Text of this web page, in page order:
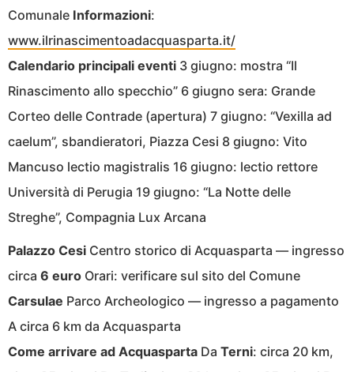
Comunale Informazioni:
www.ilrinascimentoadacquasparta.it/
Calendario principali eventi 3 giugno: mostra “Il
Rinascimento allo specchio” 6 giugno sera: Grande
Corteo delle Contrade (apertura) 7 giugno: “Vexilla ad
caelum”, sbandieratori, Piazza Cesi 8 giugno: Vito
Mancuso lectio magistralis 16 giugno: lectio rettore
Università di Perugia 19 giugno: “La Notte delle
Streghe”, Compagnia Lux Arcana
Palazzo Cesi Centro storico di Acquasparta — ingresso
circa 6 euro Orari: verificare sul sito del Comune
Carsulae Parco Archeologico — ingresso a pagamento
A circa 6 km da Acquasparta
Come arrivare ad Acquasparta Da Terni: circa 20 km,